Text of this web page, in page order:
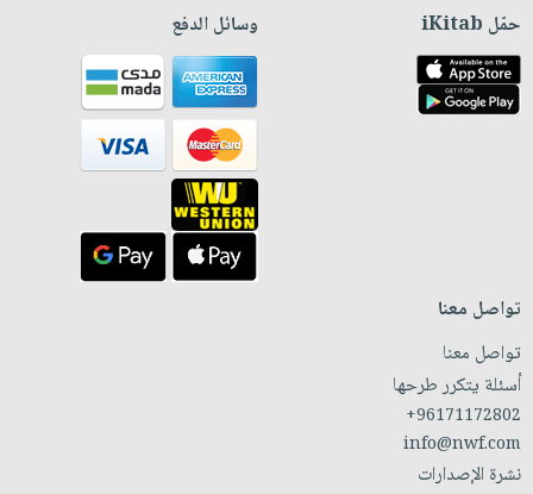
حمّل iKitab وسائل الدفع
تواصل معنا
تواصل معنا
أسئلة يتكرر طرحها
+96171172802
info@nwf.com
نشرة الإصدارات